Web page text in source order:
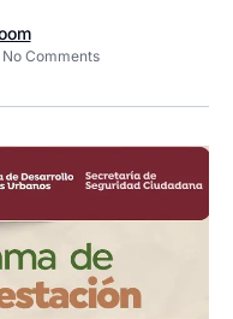
No Comments